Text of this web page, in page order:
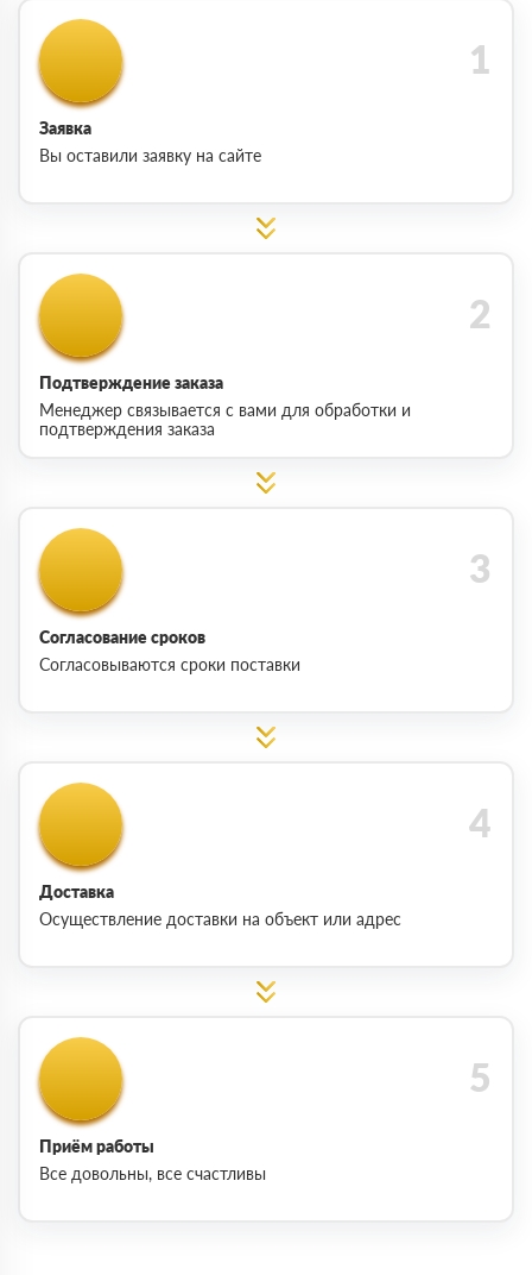
Заявка
Вы оставили заявку на сайте
Подтверждение заказа
Менеджер связывается с вами для обработки и
подтверждения заказа
Согласование сроков
Согласовываются сроки поставки
Доставка
Осуществление доставки на объект или адрес
Приём работы
Все довольны, все счастливы